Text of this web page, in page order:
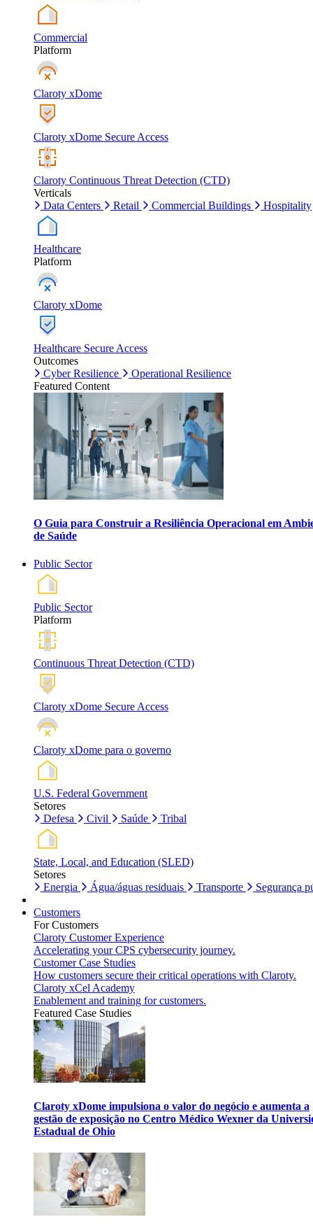
Commercial
Platform
Claroty xDome
Claroty xDome Secure Access
Claroty Continuous Threat Detection (CTD)
Verticals
Data Centers
Retail Commercial Buildings Hospitality
Healthcare
Platform
Claroty xDome
Healthcare Secure Access
Outcomes
Cyber Resilience
Operational Resilience
Featured Content
O Guia para Construir a Resiliência Operacional em
de Saúde
Public Sector
Public Sector
Platform
Continuous Threat Detection (CTD)
Claroty xDome Secure Access
Claroty xDome para o governo
U.S. Federal Government
Setores
Defesa
Civil Saúde Tribal
State, Local, and Education (SLED)
Setores
Energia
Água/águas residuais Transporte Segurança
Customers
For Customers
Claroty Customer Experience
Accelerating your CPS cybersecurity journey.
Customer Case Studies
How customers secure their critical operations with Claroty.
Claroty xCel Academy
Enablement and training for customers.
Featured Case Studies
Claroty xDome impulsiona o valor do negócio e aumenta a
gestão de exposição no Centro Médico Wexner da
Estadual de Ohio